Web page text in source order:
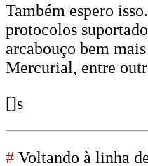
Também espero
protocolos
arcabouço bem
Mercurial, entre
[]s
# Voltando à linha